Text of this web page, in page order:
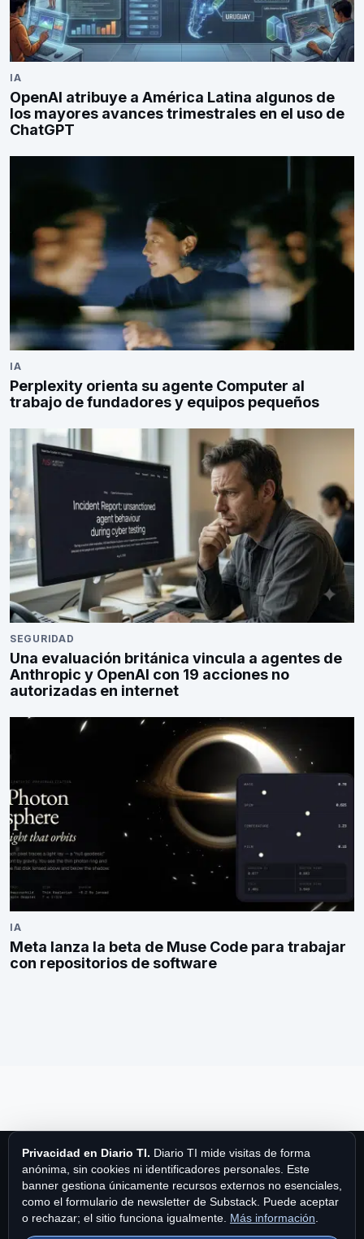
IA
OpenAI atribuye a América Latina algunos de
los mayores avances trimestrales en el uso de
ChatGPT
IA
Perplexity orienta su agente Computer al
trabajo de fundadores y equipos pequeños
SEGURIDAD
Una evaluación británica vincula a agentes de
Anthropic y OpenAI con 19 acciones no
autorizadas en internet
IA
Meta lanza la beta de Muse Code para trabajar
con repositorios de software
Diario TI
Privacidad en Diario TI. Diario TI mide visitas de forma
anónima, sin cookies ni identificadores personales. Este
banner gestiona únicamente recursos externos no esenciales,
como el formulario de newsletter de Substack. Puede aceptar
o rechazar; el sitio funciona igualmente. Más información